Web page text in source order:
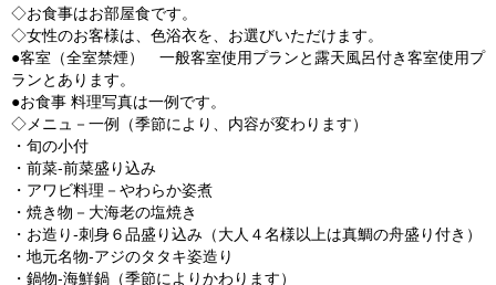
◇お食事はお部屋食です。
◇女性のお客様は、色浴衣を、お選びいただけます。
●客室（全室禁煙） 一般客室使用プランと露天風呂付き客室使用プ
ランとあります。
●お食事 料理写真は一例です。
◇メニュ－一例（季節により、内容が変わります）
・旬の小付
・前菜‐前菜盛り込み
・アワビ料理－やわらか姿煮
・焼き物－大海老の塩焼き
・お造り‐刺身６品盛り込み（大人４名様以上は真鯛の舟盛り付き）
・地元名物‐アジのタタキ姿造り
・鍋物-海鮮鍋（季節によりかわります）